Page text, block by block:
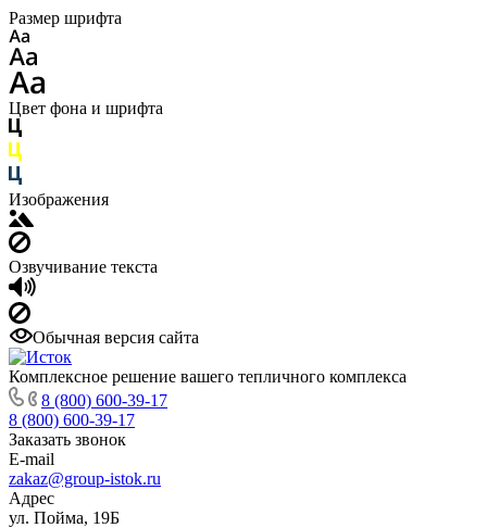
Размер шрифта
Цвет фона и шрифта
Изображения
Озвучивание текста
Обычная версия сайта
Комплексное решение вашего тепличного комплекса
8 (800) 600-39-17
8 (800) 600-39-17
Заказать звонок
E-mail
zakaz@group-istok.ru
Адрес
ул. Пойма, 19Б